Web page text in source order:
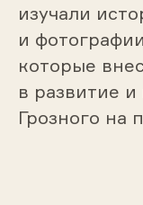
изучали
и
которые
в развитие
Грозного на